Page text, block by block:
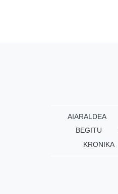
AIARALDEA
BEGITU
KRONIKA